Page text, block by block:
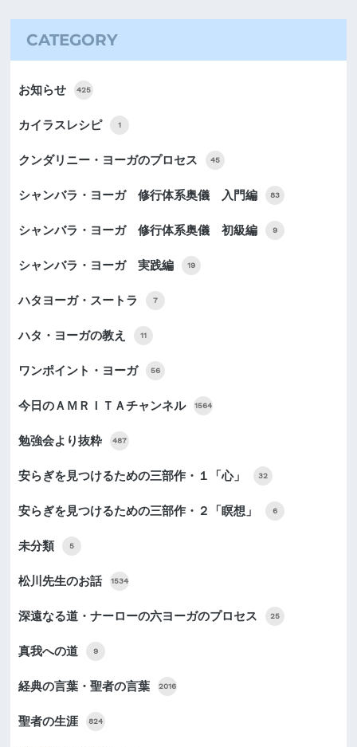
CATEGORY
お知らせ 425
カイラスレシピ 1
クンダリニー・ヨーガのプロセス 45
シャンバラ・ヨーガ 修行体系奥儀 入門編 83
シャンバラ・ヨーガ 修行体系奥儀 初級編 9
シャンバラ・ヨーガ 実践編 19
ハタヨーガ・スートラ 7
ハタ・ヨーガの教え 11
ワンポイント・ヨーガ 56
今日のＡＭＲＩＴＡチャンネル 1564
勉強会より抜粋 487
安らぎを見つけるための三部作・１「心」 32
安らぎを見つけるための三部作・２「瞑想」 6
未分類 5
松川先生のお話 1534
深遠なる道・ナーローの六ヨーガのプロセス 25
真我への道 9
経典の言葉・聖者の言葉 2016
聖者の生涯 824